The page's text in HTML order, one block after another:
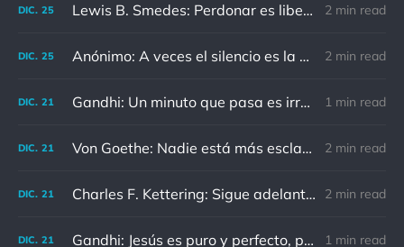
DIC. 25 Lewis B. Smedes: Perdonar es liberar a un prisionero y descubrir que el prisionero eras tú 2 min read
DIC. 25 Anónimo: A veces el silencio es la mejor respuesta 2 min read
DIC. 21 Gandhi: Un minuto que pasa es irrecuperable. Conociendo esto, ¿cómo podemos malgastar tantas horas? 1 min read
DIC. 21 Von Goethe: Nadie está más esclavizado que aquellos que falsamente creen que son libres. 2 min read
DIC. 21 Charles F. Kettering: Sigue adelante, y es probable que tropieces con algo, tal vez cuando menos lo esperes. Nunca he escuchado hablar de alguien algu 2 min read
DIC. 21 Gandhi: Jesús es puro y perfecto, pero vosotros los cristianos no sois como él. 1 min read